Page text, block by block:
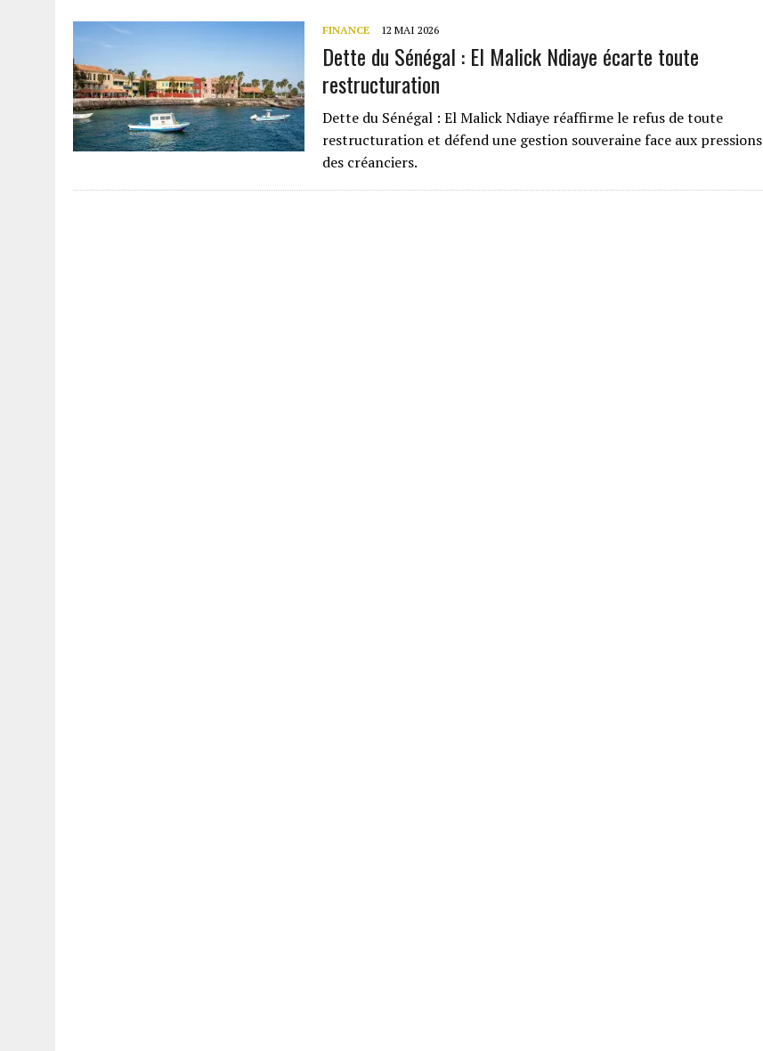
FINANCE 12 MAI 2026
Dette du Sénégal : El Malick Ndiaye écarte toute
restructuration
Dette du Sénégal : El Malick Ndiaye réaffirme le refus de toute
restructuration et défend une gestion souveraine face aux pressions
des créanciers.